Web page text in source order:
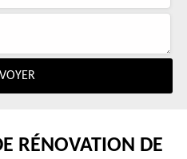
RÉNOVATION DE